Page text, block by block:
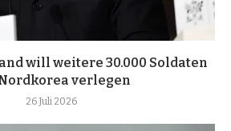
will weitere 30.000 Soldaten
verlegen
26 Juli 2026